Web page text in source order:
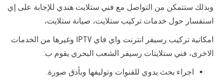
وبذلك ستتمكن من التواصل مع فني ستلايت هندي للإجابة على إي
استفسار حول خدمات تركيب ستلايت، صيانة ستلايت،
امكانية تركيب رسيفر انترنت واي فاي IPTV وغيرها من الخدمات
الاخرى، فني ستلايتات رسيفر الشعب البحري يقوم ب:
اجراء بحث يدوي للقنوات وتوليفها وبأدق صورة.